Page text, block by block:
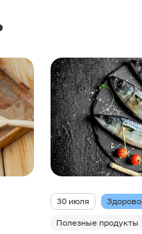
30 июля
Полезные продукты